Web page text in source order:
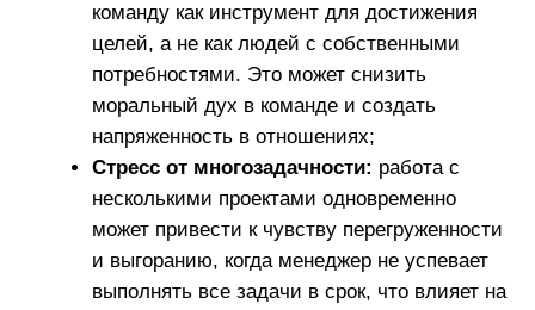
команду. Например, они могут
сосредоточиться на недостатках продукта,
игнорируя достижения и положительные
аспекты;
Перфекционизм:поскольку тестировщики
они могут стать чрезмерно критичными к
собственным результатам. Это может
слишком много времени на поиск
идеального теста, что снижает общую
продуктивность;
рутинной работы тестировщик может